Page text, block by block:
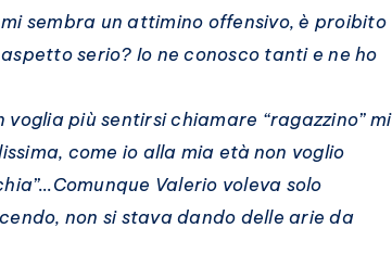
sembra un attimino offensivo, è proibito
serio? Io ne conosco tanti e ne ho
voglia più sentirsi chiamare “ragazzino” mi
come io alla mia età non voglio
Valerio voleva solo
non si stava dando delle arie da